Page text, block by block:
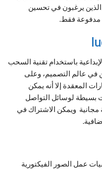
يرغبون في تحسين
فقط.
باستخدام تقنية السحب
في عالم التصميم، وعلى
المعقدة إلا أنه يمكن
بسيطة لوسائل التواصل
مجانية ويمكن الاشتراك في
عمل الصور الفيكتورية